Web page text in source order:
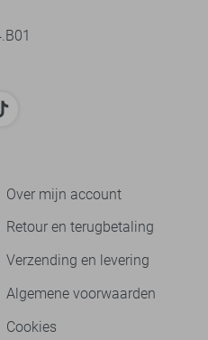
Over mijn account
Retour en terugbetaling
Verzending en levering
Algemene voorwaarden
Cookies